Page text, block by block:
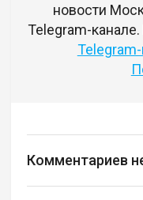
новости
Telegram-
Комментариев